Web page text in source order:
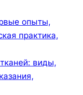
опыты,
практика,
виды,